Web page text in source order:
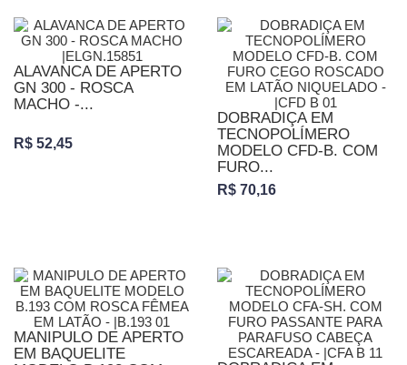
ALAVANCA DE APERTO
GN 300 - ROSCA
MACHO -...
R$ 52,45
DOBRADIÇA EM
TECNOPOLÍMERO
MODELO CFD-B. COM
FURO...
R$ 70,16
MANIPULO DE APERTO
EM BAQUELITE